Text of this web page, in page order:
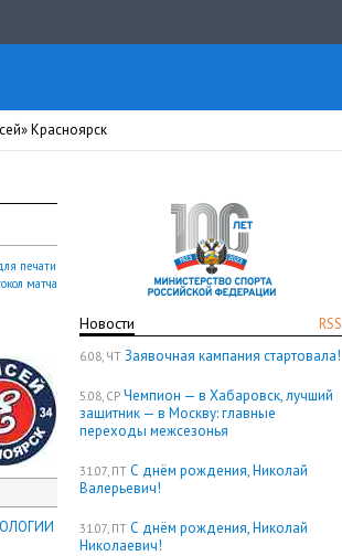
Красноярск
RSS
Новости
6.08, ЧТ Заявочная кампания стартовала!
5.08, СР Чемпион — в Хабаровск, лучший
защитник — в Москву: главные
переходы межсезонья
31.07, ПТ С днём рождения, Николай
Валерьевич!
31.07, ПТ С днём рождения, Николай
Николаевич!
печати
матча